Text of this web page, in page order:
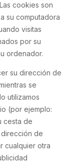
cookies son
su computadora
visitas
por su
ordenador.
su dirección de
se
utilizamos
(por ejemplo:
cesta de
de
cualquier otra